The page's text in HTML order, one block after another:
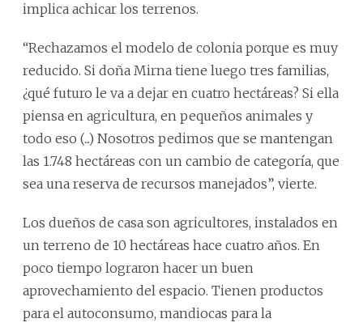
implica achicar los terrenos.
“Rechazamos el modelo de colonia porque es muy
reducido. Si doña Mirna tiene luego tres familias,
¿qué futuro le va a dejar en cuatro hectáreas? Si ella
piensa en agricultura, en pequeños animales y
todo eso (...) Nosotros pedimos que se mantengan
las 1.748 hectáreas con un cambio de categoría, que
sea una reserva de recursos manejados”, vierte.
Los dueños de casa son agricultores, instalados en
un terreno de 10 hectáreas hace cuatro años. En
poco tiempo lograron hacer un buen
aprovechamiento del espacio. Tienen productos
para el autoconsumo, mandiocas para la